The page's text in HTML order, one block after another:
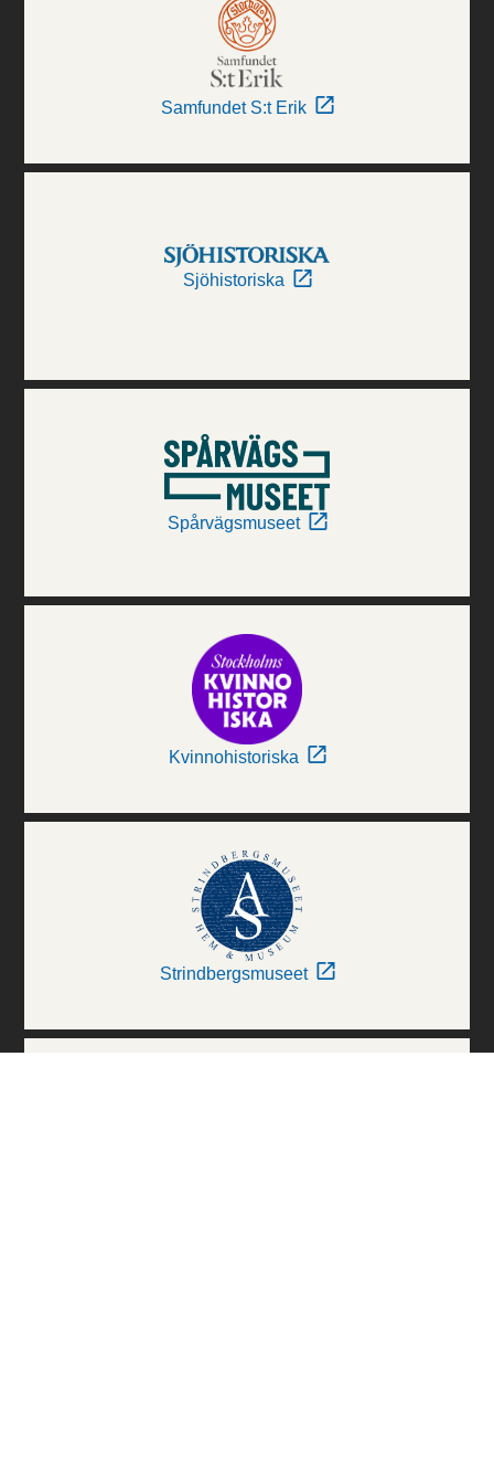
Samfundet S:t Erik
Sjöhistoriska
Spårvägsmuseet
Kvinnohistoriska
Strindbergsmuseet